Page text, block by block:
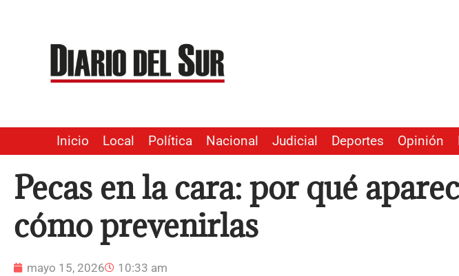
contenido
Inicio Local Política Nacional Judicial Deportes Opinión
Pecas en la cara: por qué
cómo prevenirlas
mayo 15, 2026 10:33 am